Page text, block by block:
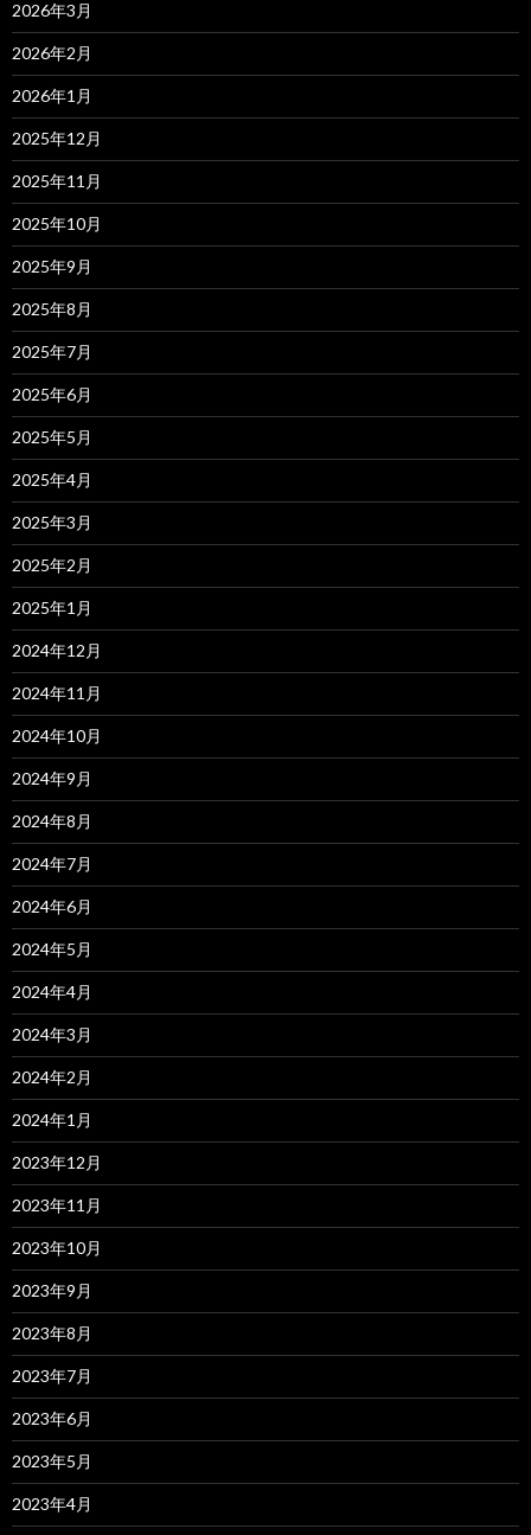
2026年3月
2026年2月
2026年1月
2025年12月
2025年11月
2025年10月
2025年9月
2025年8月
2025年7月
2025年6月
2025年5月
2025年4月
2025年3月
2025年2月
2025年1月
2024年12月
2024年11月
2024年10月
2024年9月
2024年8月
2024年7月
2024年6月
2024年5月
2024年4月
2024年3月
2024年2月
2024年1月
2023年12月
2023年11月
2023年10月
2023年9月
2023年8月
2023年7月
2023年6月
2023年5月
2023年4月